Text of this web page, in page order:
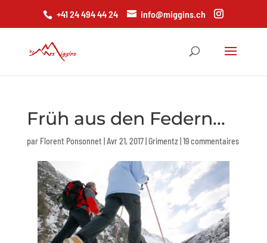
+41 24 494 44 24 info@miggins.ch
Früh aus den Federn...
par Florent Ponsonnet Avr 21, 2017| Grimentz| 19 commentaires